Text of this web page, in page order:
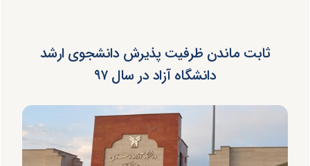
ثابت ماندن ظرفیت پذیرش دانشجوی ارشد
دانشگاه آزاد در سال ۹۷